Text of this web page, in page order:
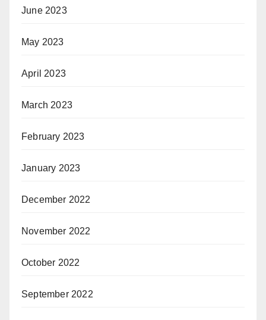
June 2023
May 2023
April 2023
March 2023
February 2023
January 2023
December 2022
November 2022
October 2022
September 2022